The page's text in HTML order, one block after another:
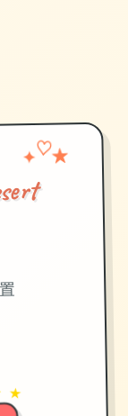
✦ ♡ ★
★